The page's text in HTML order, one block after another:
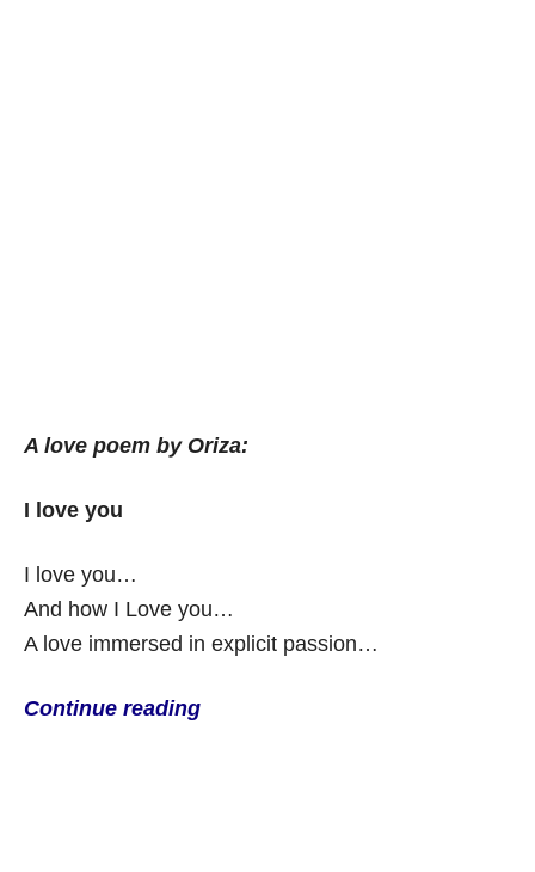
A love poem by Oriza:
I love you
I love you…
And how I Love you…
A love immersed in explicit passion…
Continue reading